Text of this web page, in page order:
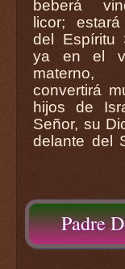
beberá
licor;
del Espíritu
ya en el
convertirá
hijos de
Señor, su
delante del
Padre